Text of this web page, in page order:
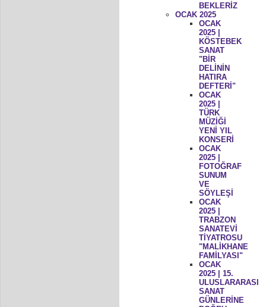
BEKLERİZ
OCAK 2025
OCAK
2025 |
KÖSTEBEK
SANAT
"BİR
DELİNİN
HATIRA
DEFTERİ"
OCAK
2025 |
TÜRK
MÜZİĞİ
YENİ YIL
KONSERİ
OCAK
2025 |
FOTOĞRAF
SUNUM
VE
SÖYLEŞİ
OCAK
2025 |
TRABZON
SANATEVİ
TİYATROSU
"MALİKHANE
FAMİLYASI"
OCAK
2025 | 15.
ULUSLARARASI
SANAT
GÜNLERİNE